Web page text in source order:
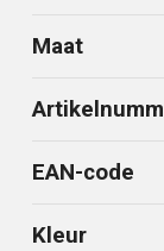
Maat
EAN-code
Kleur